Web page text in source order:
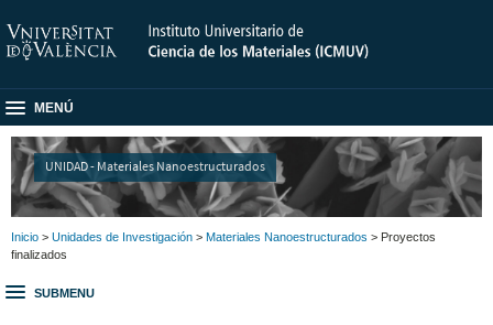
MENÚ
UNIDAD - Materiales Nanoestructurados
Inicio > Unidades de Investigación > Materiales Nanoestructurados > Proyectos
finalizados
SUBMENU